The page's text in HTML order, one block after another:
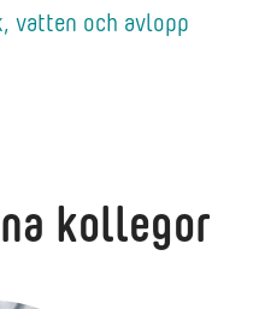
vatten och avlopp
kollegor